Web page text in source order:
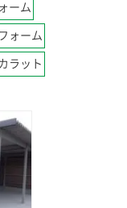
ーム
ォーム
ラット